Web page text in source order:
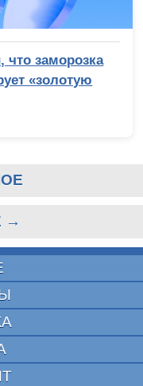
что заморозка
«золотую
→